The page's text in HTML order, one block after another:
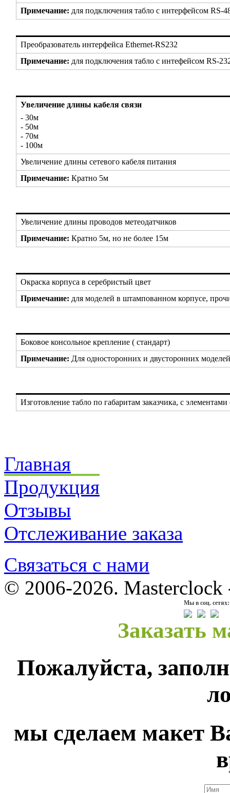
Примечание: для подключения табло с интерфейсом
Преобразователь интерфейса Ethernet-RS232
Примечание: для подключения табло с интефейсом RS-
Увеличение длины кабеля связи
- 30м
- 50м
- 70м
- 100м
Увеличение длины сетевого кабеля питания
Примечание: Кратно 5м
Увеличение длины проводов метеодатчиков
Примечание: Кратно 5м, но не более 15м
Окраска корпуса в серебристый цвет
Примечание: для моделей в штампованном корпусе,
Боковое консольное крепление ( стандарт)
Примечание: Для односторонних и двусторонних
Изготовление табло по габаритам заказчика, с
Главная
Продукция
Отзывы
Отслеживание заказа
Связаться с нами
© 2006-2026.
Мы в соц. сетях:
Заказать
Пожалуйста,
мы сделаем макет